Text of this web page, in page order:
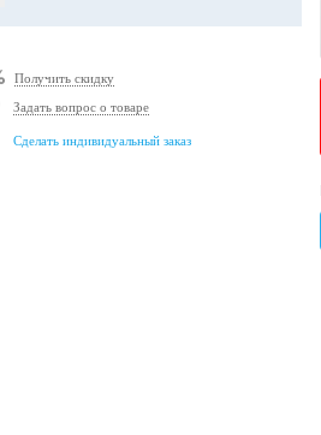
Получить скидку
Задать вопрос о товаре
Сделать индивидуальный заказ